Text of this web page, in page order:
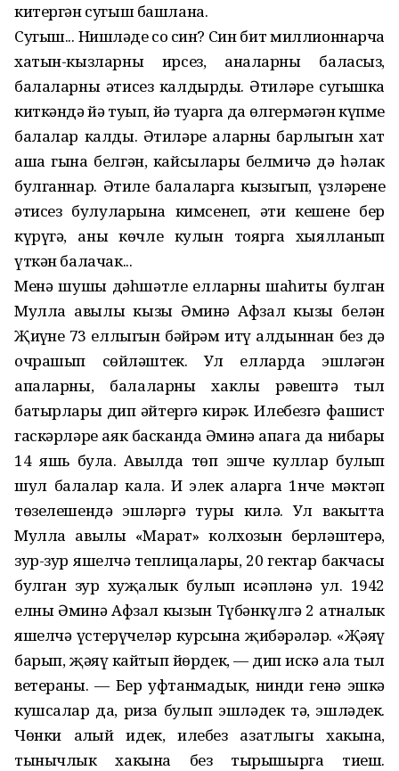
китергән сугыш башлана.
Сугыш... Нишләдең соң син? Син бит миллионнарча
хатын-кызларны ирсез, аналарны баласыз,
балаларны әтисез калдырдың. Әтиләре сугышка
киткәндә йә туып, йә туарга да өлгермәгән күпме
балалар калды. Әтиләре аларның барлыгын хат
аша гына белгән, кайсылары белмичә дә һәлак
булганнар. Әтиле балаларга кызыгып, үзләренең
әтисез булуларына кимсенеп, әти кешене бер
күрүгә, аның көчле кулын тоярга хыялланып
үткән балачак...
Менә шушы дәһшәтле елларның шаһиты булган
Мулла авылы кызы Әминә Афзал кызы белән
Җиңүнең 73 еллыгын бәйрәм итү алдыннан без дә
очрашып сөйләштек. Ул елларда эшләгән
апаларны, балаларны хаклы рәвештә тыл
батырлары дип әйтергә кирәк. Илебезгә фашист
гаскәрләре аяк басканда Әминә апага да нибары
14 яшь була. Авылда төп эшче куллар булып
шул балалар кала. Иң элек аларга 1нче мәктәп
төзелешендә эшләргә туры килә. Ул вакытта
Мулла авылы «Марат» колхозын берләштерә,
зур-зур яшелчә теплицалары, 20 гектар бакчасы
булган зур хуҗалык булып исәпләнә ул. 1942
елны Әминә Афзал кызын Түбәнкүлгә 2 атналык
яшелчә үстерүчеләр курсына җибәрәләр. «Җәяү
барып, җәяү кайтып йөрдек, — дип искә ала тыл
ветераны. — Бер уфтанмадык, нинди генә эшкә
кушсалар да, риза булып эшләдек тә, эшләдек.
Чөнки аңлый идек, илебез азатлыгы хакына,
тынычлык хакына без тырышырга тиеш.